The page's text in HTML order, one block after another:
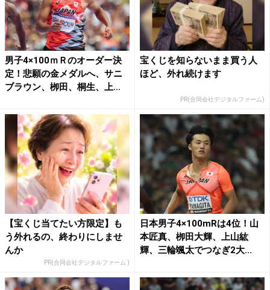
男子4×100ｍＲのオーダー決
定！悲願の金メダルへ、サニ
ブラウン、栁田、桐生、上...
宝くじを知らないまま買う人
ほど、外れ続けます
PR(合同会社デジタルファーム)
【宝くじ当てたい方限定】も
う外れるの、終わりにしませ
んか
PR(合同会社デジタルファーム )
日本男子4×100mRは4位！山
本匠真、栁田大輝、上山紘
輝、三輪颯太でつなぎ2大...